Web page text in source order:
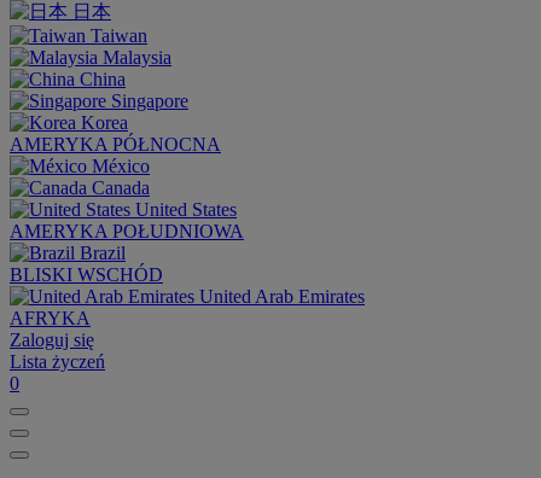
日本
Taiwan
Malaysia
China
Singapore
Korea
AMERYKA PÓŁNOCNA
México
Canada
United States
AMERYKA POŁUDNIOWA
Brazil
BLISKI WSCHÓD
United Arab Emirates
AFRYKA
Zaloguj się
Lista życzeń
0